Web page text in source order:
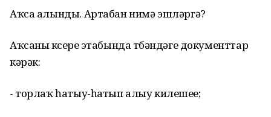
Аҡса алынды. Артабан нимә эшләргә?
Аҡсаны күсереү этабында түбәндәге документтар
кәрәк:
- торлаҡ һатыу-һатып алыу килешеүе;